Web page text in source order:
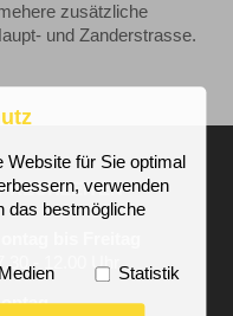
zusätzliche
und Zanderstrasse.
- 12.00 Uhr
für Sie optimal
verwenden
das bestmögliche
Statistik